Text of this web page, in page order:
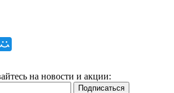
на новости и акции: